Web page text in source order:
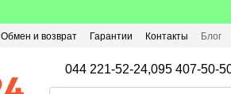
Обмен и возврат Гарантии Контакты Блог
044 221-52-24,095 407-50-